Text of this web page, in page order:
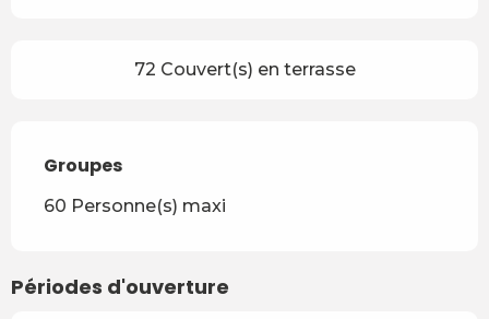
72 Couvert(s) en terrasse
Groupes
Groupes
60 Personne(s) maxi
Périodes d'ouverture